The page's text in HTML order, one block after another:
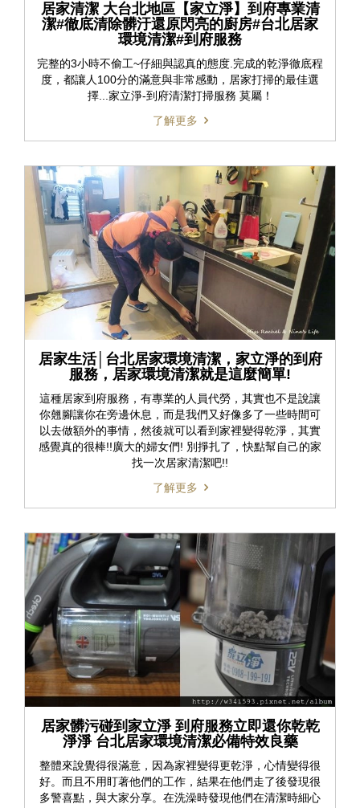
居家清潔 大台北地區【家立淨】到府專業清
潔#徹底清除髒汙還原閃亮的廚房#台北居家
環境清潔#到府服務
完整的3小時不偷工~仔細與認真的態度.完成的乾淨徹底程
度，都讓人100分的滿意與非常感動，居家打掃的最佳選
擇...家立淨-到府清潔打掃服務 莫屬！
了解更多
居家生活│台北居家環境清潔，家立淨的到府
服務，居家環境清潔就是這麼簡單!
這種居家到府服務，有專業的人員代勞，其實也不是說讓
你翹腳讓你在旁邊休息，而是我們又好像多了一些時間可
以去做額外的事情，然後就可以看到家裡變得乾淨，其實
感覺真的很棒!!廣大的婦女們! 別掙扎了，快點幫自己的家
找一次居家清潔吧!!
了解更多
居家髒污碰到家立淨 到府服務立即還你乾乾
淨淨 台北居家環境清潔必備特效良藥
整體來說覺得很滿意，因為家裡變得更乾淨，心情變得很
好。而且不用盯著他們的工作，結果在他們走了後發現很
多警喜點，與大家分享。在洗澡時發現他們在清潔時細心